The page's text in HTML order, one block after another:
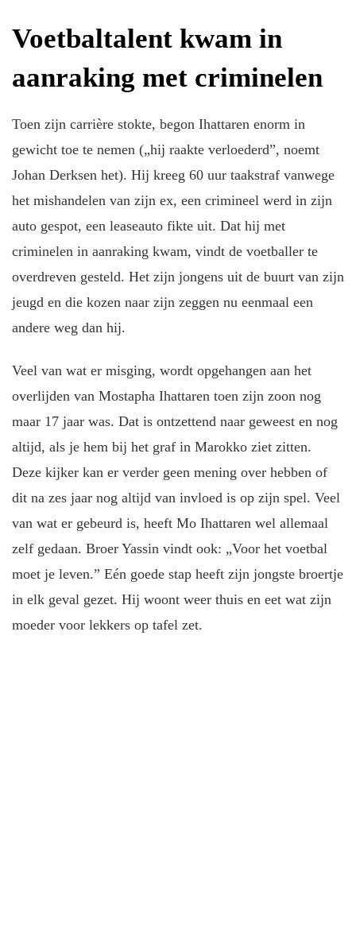
Voetbaltalent kwam in
aanraking met criminelen
Toen zijn carrière stokte, begon Ihattaren enorm in
gewicht toe te nemen („hij raakte verloederd”, noemt
Johan Derksen het). Hij kreeg 60 uur taakstraf vanwege
het mishandelen van zijn ex, een crimineel werd in zijn
auto gespot, een leaseauto fikte uit. Dat hij met
criminelen in aanraking kwam, vindt de voetballer te
overdreven gesteld. Het zijn jongens uit de buurt van zijn
jeugd en die kozen naar zijn zeggen nu eenmaal een
andere weg dan hij.
Veel van wat er misging, wordt opgehangen aan het
overlijden van Mostapha Ihattaren toen zijn zoon nog
maar 17 jaar was. Dat is ontzettend naar geweest en nog
altijd, als je hem bij het graf in Marokko ziet zitten.
Deze kijker kan er verder geen mening over hebben of
dit na zes jaar nog altijd van invloed is op zijn spel. Veel
van wat er gebeurd is, heeft Mo Ihattaren wel allemaal
zelf gedaan. Broer Yassin vindt ook: „Voor het voetbal
moet je leven.” Eén goede stap heeft zijn jongste broertje
in elk geval gezet. Hij woont weer thuis en eet wat zijn
moeder voor lekkers op tafel zet.